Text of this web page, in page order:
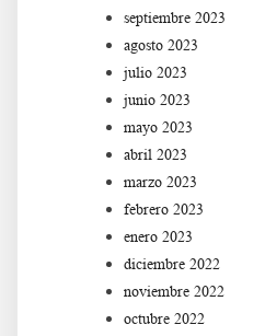
septiembre 2023
agosto 2023
julio 2023
junio 2023
mayo 2023
abril 2023
marzo 2023
febrero 2023
enero 2023
diciembre 2022
noviembre 2022
octubre 2022